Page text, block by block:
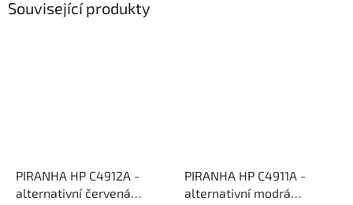
Související produkty
PIRANHA HP C4912A -
alternativní červená
PIRANHA HP C4911A -
alternativní modrá